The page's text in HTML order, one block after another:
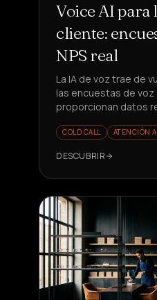
Voice AI para
cliente:
NPS real
La IA de voz trae de
las encuestas de
proporcionan datos
COLD CALL ATENCIÓN
DESCUBRIR